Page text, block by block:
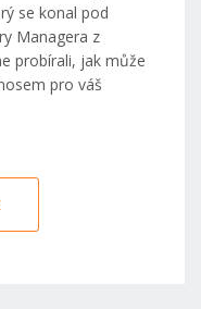
se konal pod
Managera z
probírali, jak může
pro váš